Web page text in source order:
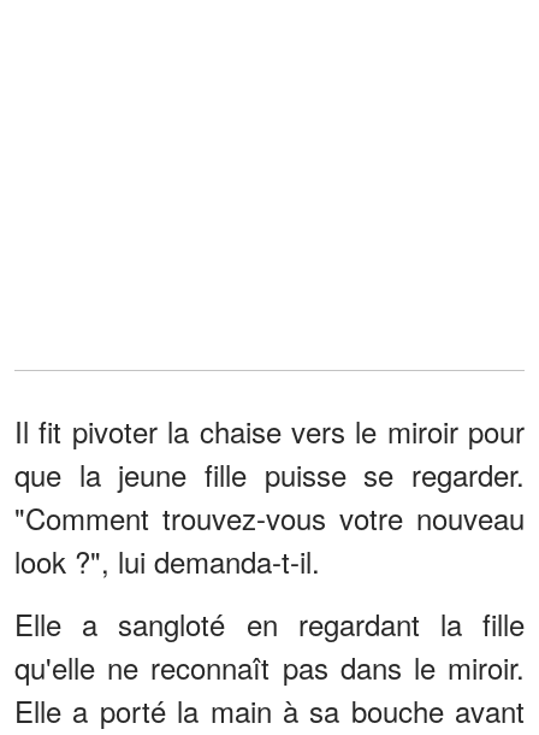
Il fit pivoter la chaise vers le miroir pour
que la jeune fille puisse se regarder.
"Comment trouvez-vous votre nouveau
look ?", lui demanda-t-il.
Elle a sangloté en regardant la fille
qu'elle ne reconnaît pas dans le miroir.
Elle a porté la main à sa bouche avant